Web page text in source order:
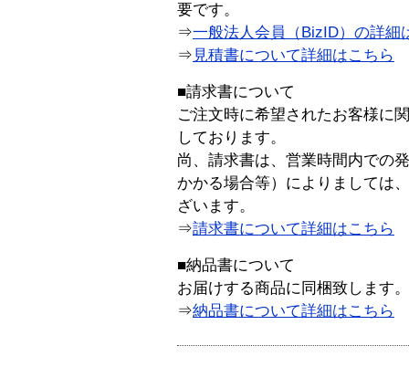
要です。
⇒一般法人会員（BizID）の詳細
⇒ 見積書について詳細はこちら
■請求書について
ご注文時に希望されたお客様に
しております。
尚、請求書は、営業時間内での
かかる場合等）によりましては
ざいます。
⇒請求書について詳細はこちら
■納品書について
お届けする商品に同梱致します。
⇒納品書について詳細はこちら